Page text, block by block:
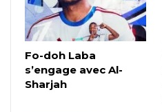
Fo-doh Laba
s’engage avec Al-
Sharjah